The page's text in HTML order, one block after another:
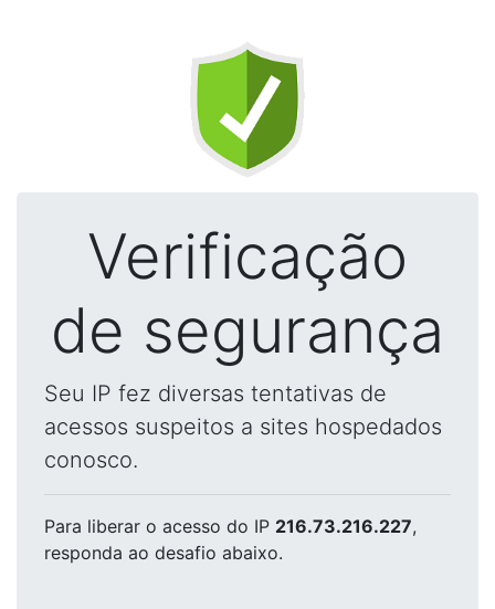
Verificação
de segurança
Seu IP fez diversas tentativas de
acessos suspeitos a sites hospedados
conosco.
Para liberar o acesso do IP 216.73.216.227,
responda ao desafio abaixo.